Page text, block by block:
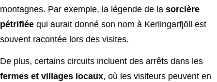
montagnes. Par exemple, la légende de la sorcière
pétrifiée qui aurait donné son nom à Kerlingarfjöll est
souvent racontée lors des visites.
De plus, certains circuits incluent des arrêts dans les
fermes et villages locaux, où les visiteurs peuvent en